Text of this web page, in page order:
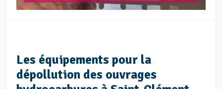
Les équipements pour la
dépollution des ouvrages